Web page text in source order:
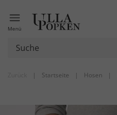
Menü
| Startseite | Hosen |